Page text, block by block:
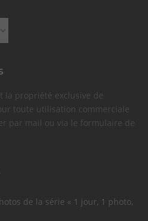
la propriété exclusive de
toute utilisation commerciale
par mail ou via le formulaire de
de la série « 1 jour, 1 photo,